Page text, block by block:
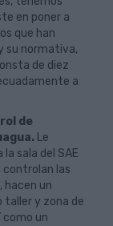
en poner a
que han
su normativa,
de diez
a
de
Le
sala del SAE
controlan las
hacen un
taller y zona de
como un